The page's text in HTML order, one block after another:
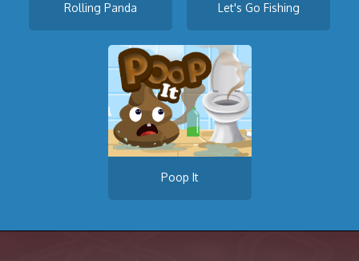
Rolling Panda Let's Go Fishing
Poop It